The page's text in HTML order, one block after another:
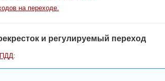
на переходе.
и регулируемый переход
ПДД: